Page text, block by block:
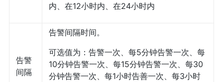
内、在12小时内、在24小时内
告警
间隔
告警间隔时间。
可选值为：告警一次、每5分钟告警一次、每
10分钟告警一次、每15分钟告警一次、每30
分钟告警一次、每1小时告善一次、每3小时